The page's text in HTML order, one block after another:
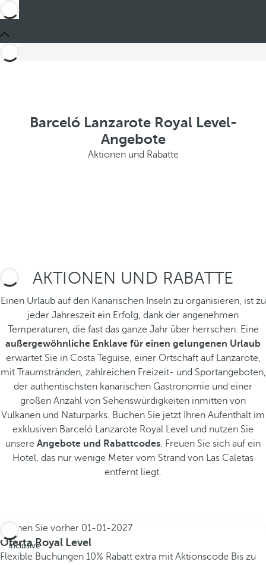
Barceló Lanzarote Royal Level-
Angebote
Aktionen und Rabatte
AKTIONEN UND RABATTE
Einen Urlaub auf den Kanarischen Inseln zu organisieren, ist zu
jeder Jahreszeit ein Erfolg, dank der angenehmen
Temperaturen, die fast das ganze Jahr über herrschen. Eine
außergewöhnliche Enklave für einen gelungenen Urlaub
erwartet Sie in Costa Teguise, einer Ortschaft auf Lanzarote,
mit Traumstränden, zahlreichen Freizeit- und Sportangeboten,
der authentischsten kanarischen Gastronomie und einer
großen Anzahl von Sehenswürdigkeiten inmitten von
Vulkanen und Naturparks. Buchen Sie jetzt Ihren Aufenthalt im
exklusiven Barceló Lanzarote Royal Level und nutzen Sie
unsere Angebote und Rabattcodes. Freuen Sie sich auf ein
Hotel, das nur wenige Meter vom Strand von Las Caletas
entfernt liegt.
All
inclusive
Buchen Sie vorher 01-01-2027
Oferta Royal Level
Flexible Buchungen 10% Rabatt extra mit Aktionscode Bis zu